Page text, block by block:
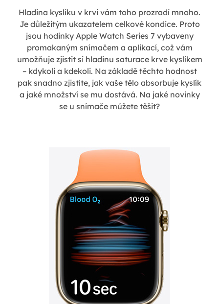
Hladina kyslíku v krvi vám toho prozradí mnoho.
Je důležitým ukazatelem celkové kondice. Proto
jsou hodinky Apple Watch Series 7 vybaveny
promakaným snímačem a aplikací, což vám
umožňuje zjistit si hladinu saturace krve kyslíkem
– kdykoli a kdekoli. Na základě těchto hodnost
pak snadno zjistíte, jak vaše tělo absorbuje kyslík
a jaké množství se mu dostává. Na jaké novinky
se u snímače můžete těšit?